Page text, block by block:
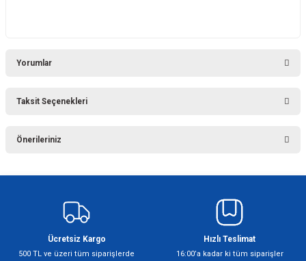
Yorumlar
Taksit Seçenekleri
Önerileriniz
Görüş ve önerileriniz için teşekkür ederiz.
Ürün resmi kalitesiz, bozuk veya görüntülenemiyor.
Ücretsiz Kargo
500 TL ve üzeri tüm siparişlerde
Hızlı Teslimat
16:00’a kadar ki tüm siparişler